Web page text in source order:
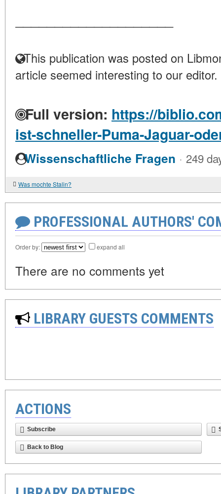
This publication was posted on
article seemed interesting to our editor.
Full version: https://
ist-schneller-Puma-Jaguar-
Wissenschaftliche Fragen · 249
Was mochte Stalin?
PROFESSIONAL AUTHORS'
Order by: expand all
There are no comments yet
LIBRARY GUESTS COMMENTS
ACTIONS
Subscribe
Back to Blog